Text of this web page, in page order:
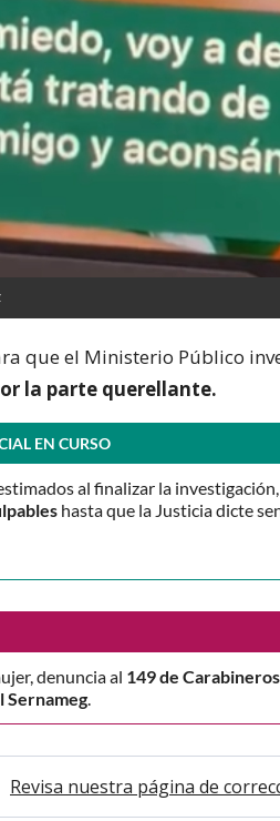
que el Ministerio Público
la parte querellante.
EN CURSO
al finalizar la
hasta que la Justicia dicte
denuncia al 149 de Carabineros
Sernameg.
Revisa nuestra página de